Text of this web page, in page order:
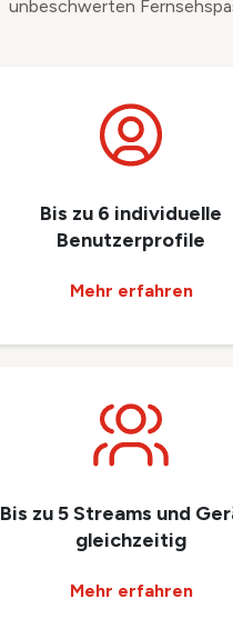
unbeschwerten
Bis zu 6 individuelle
Benutzerprofile
Mehr erfahren
Bis zu 5 Streams und
gleichzeitig
Mehr erfahren